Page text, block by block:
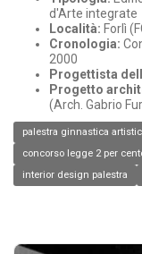
d'Arte integrate
Località: Forlì
Cronologia:
2000
Progettista
Progetto
(Arch. Gabrio
palestra ginnastica
concorso legge 2 per
interior design palestra